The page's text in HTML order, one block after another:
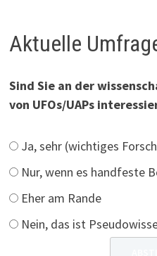
Aktuelle
Sind Sie an der
von UFOs/UAPs
Ja, sehr (wichtiges
Nur, wenn es handfeste
Eher am Rande
Nein, das ist